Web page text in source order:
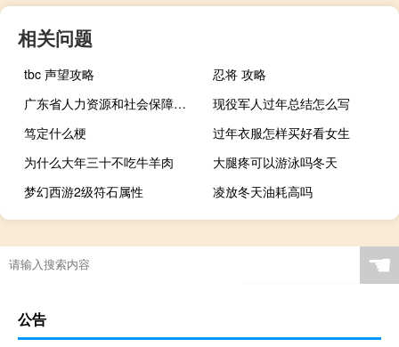
相关问题
tbc 声望攻略
忍将 攻略
广东省人力资源和社会保障厅（广东省人事局）
现役军人过年总结怎么写
笃定什么梗
过年衣服怎样买好看女生
为什么大年三十不吃牛羊肉
大腿疼可以游泳吗冬天
梦幻西游2级符石属性
凌放冬天油耗高吗
☚
公告